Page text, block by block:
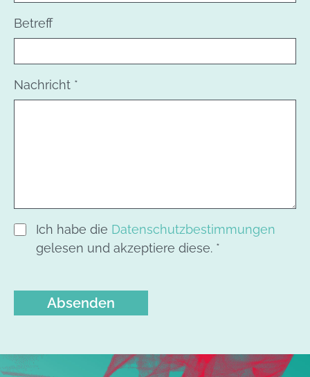
Betreff
Nachricht *
Ich habe die Datenschutzbestimmungen
gelesen und akzeptiere diese. *
Absenden